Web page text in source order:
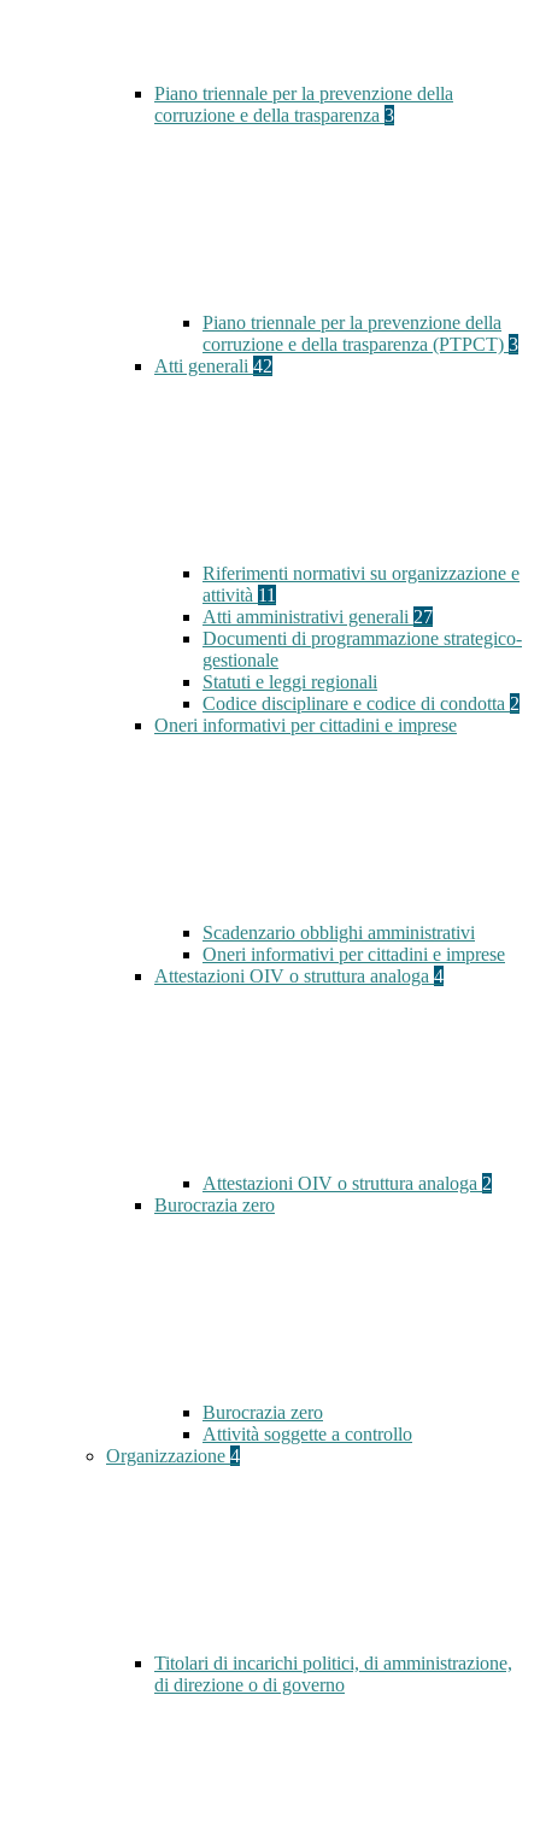
Piano triennale per la prevenzione della
corruzione e della trasparenza 3
Piano triennale per la prevenzione della
corruzione e della trasparenza (PTPCT) 3
Atti generali 42
Riferimenti normativi su organizzazione e
attività 11
Atti amministrativi generali 27
Documenti di programmazione strategico-
gestionale
Statuti e leggi regionali
Codice disciplinare e codice di condotta 2
Oneri informativi per cittadini e imprese
Scadenzario obblighi amministrativi
Oneri informativi per cittadini e imprese
Attestazioni OIV o struttura analoga 4
Attestazioni OIV o struttura analoga 2
Burocrazia zero
Burocrazia zero
Attività soggette a controllo
Organizzazione 4
Titolari di incarichi politici, di amministrazione,
di direzione o di governo